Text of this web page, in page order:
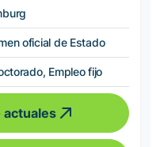
oficial de Estado
Empleo fijo